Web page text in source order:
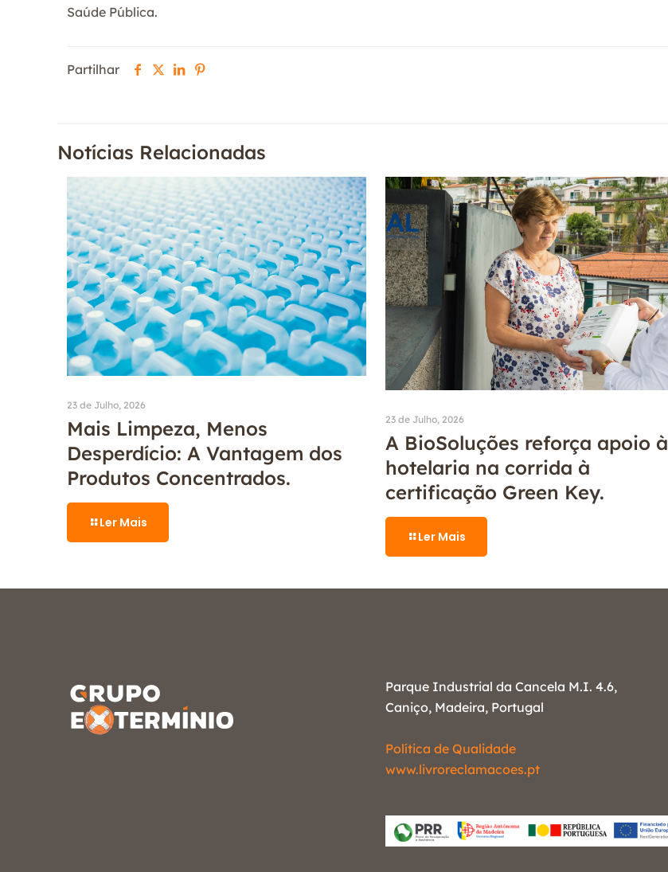
Saúde Pública.
Partilhar
Notícias Relacionadas
23 de Julho, 2026
Mais Limpeza, Menos
Desperdício: A Vantagem dos
Produtos Concentrados.
Ler Mais
23 de Julho, 2026
A BioSoluções reforça apoio à
hotelaria na corrida à
certificação Green Key.
Ler Mais
Parque Industrial da Cancela M.I. 4.6,
Caniço, Madeira, Portugal
Política de Qualidade
www.livroreclamacoes.pt